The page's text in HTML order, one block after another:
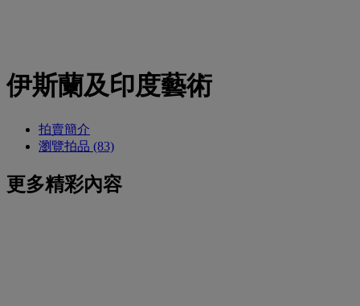
伊斯蘭及印度藝術
拍賣簡介
瀏覽拍品 (83)
更多精彩內容